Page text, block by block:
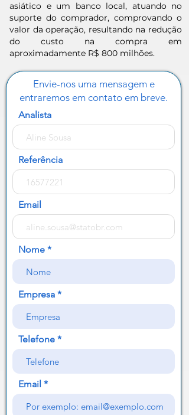
asiático e um banco local, atuando no
suporte do comprador, comprovando o
valor da operação, resultando na redução
do custo na compra em
aproximadamente R$ 800 milhões.
Envie-nos uma mensagem e
entraremos em contato em breve.
Analista
Referência
Email
Nome
Empresa
Telefone
Email